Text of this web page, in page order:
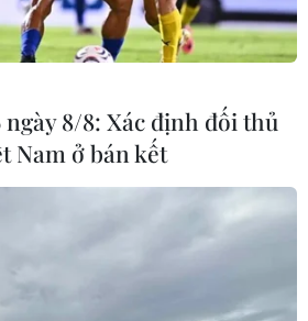
mua nông sản
#tiêu thụ nội địa
phối
Lạng Sơn
ngày 8/8: Xác định đối thủ
Nam ở bán kết